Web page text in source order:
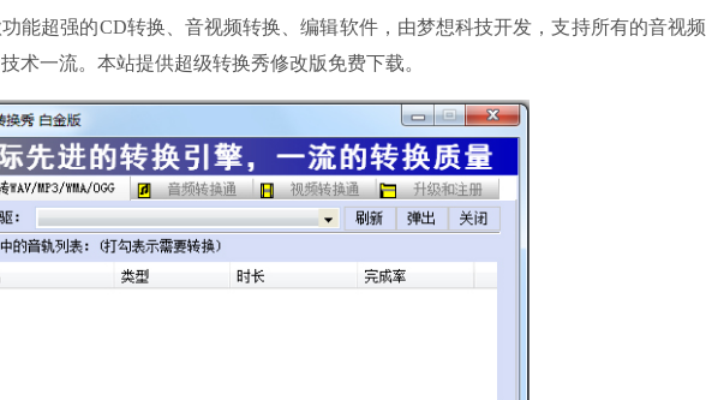
能超强的CD转换、音视频转换、编辑软件，由梦想科技开发，支持所有的音视频
术一流。本站提供超级转换秀修改版免费下载。